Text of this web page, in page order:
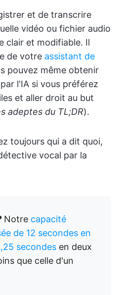
et de transcrire
vidéo ou fichier audio
clair et modifiable. Il
de votre assistant de
pouvez même obtenir
l'IA si vous préférez
et aller droit au but
adeptes du TL;DR).
toujours qui a dit quoi,
vocal par la
Notre capacité
de 12 secondes en
secondes en deux
que celle d'un